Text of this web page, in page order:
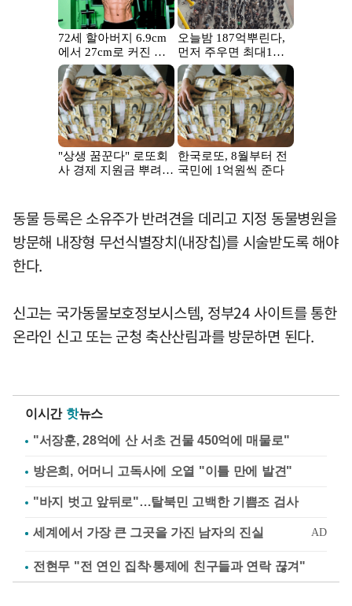
동물 등록은 소유주가 반려견을 데리고 지정 동물병원을
방문해 내장형 무선식별장치(내장칩)를 시술받도록 해야
한다.
신고는 국가동물보호정보시스템, 정부24 사이트를 통한
온라인 신고 또는 군청 축산산림과를 방문하면 된다.
이시간 핫뉴스
"서장훈, 28억에 산 서초 건물 450억에 매물로"
방은희, 어머니 고독사에 오열 "이틀 만에 발견"
"바지 벗고 앞뒤로"…탈북민 고백한 기쁨조 검사
전현무 "전 연인 집착·통제에 친구들과 연락 끊겨"